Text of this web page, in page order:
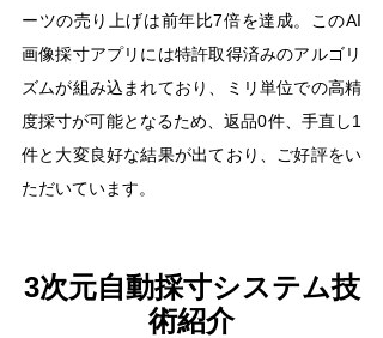
ーツの売り上げは前年比7倍を達成。このAI
画像採寸アプリには特許取得済みのアルゴリ
ズムが組み込まれており、ミリ単位での高精
度採寸が可能となるため、返品0件、手直し1
件と大変良好な結果が出ており、ご好評をい
ただいています。
3次元自動採寸システム技
術紹介